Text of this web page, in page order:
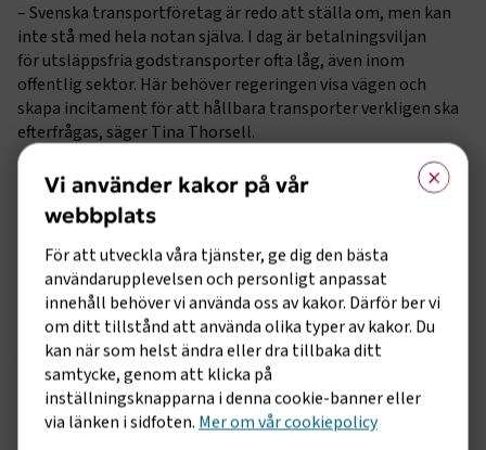
– Svenska transportföretag är redo att ställa om, men kan
inte stå med hela notan själva. I dag är betalningsviljan
för utsläppsfria godstransporter ofta låg, även inom
offentlig sektor. Här behöver regeringen visa vägen och
skapa incitament för att hållbara transporter verkligen ska
efterfrågas, säger Tina Thorsell.
Transportsektorn riskerar utelämnas från
utbildningssatsningar
Regeringens förslag om att satsa 524 miljoner kronor på
utbildning och matchning på arbetsmarknaden är
välkommet. Höjda ersättningsnivåer inom yrkesvux,
förlängning av ersättningsbesked till kommunerna liksom
en fortsatt satsning på pilotprojektet Nationell
Yrkesutbildning till 2028 är alla viktiga satsningar. Men Caj
Luoma, chef för kompetensförsörjning på
Transportföretagen,har tidigare varnatför att branschens
kompetensförsörjning inte tillgodoses då det saknas
×
Vi använder kakor på vår
webbplats
För att utveckla våra tjänster, ge dig den bästa
användarupplevelsen och personligt anpassat
innehåll behöver vi använda oss av kakor. Därför ber vi
om ditt tillstånd att använda olika typer av kakor. Du
kan när som helst ändra eller dra tillbaka ditt
samtycke, genom att klicka på
inställningsknapparna i denna cookie-banner eller
via länken i sidfoten.Mer om vår cookiepolicy